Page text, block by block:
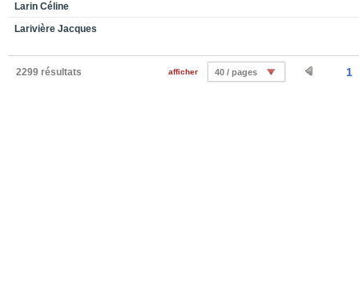
Larin Céline
Larivière Jacques
2299 résultats 1
afficher 40 / pages